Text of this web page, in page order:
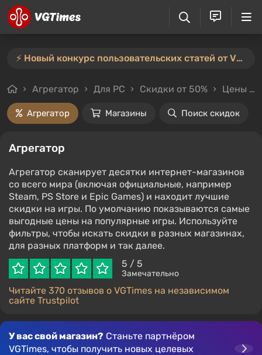
⚡️ Новый конкурс пользовательских статей от VGTimes — участвуйте тут ⚡️
Агрегатор Для PC Скидки от 50% Цены до 2000₽
Агрегатор Магазины Поиск скидок
Агрегатор
Агрегатор сканирует десятки интернет-магазинов
со всего мира (включая официальные, например
Steam, PS Store и Epic Games) и находит лучшие
скидки на игры. По умолчанию показываются самые
выгодные цены на популярные игры. Используйте
фильтры, чтобы искать скидки в разных магазинах,
для разных платформ и так далее.
5 / 5
Замечательно
Читайте 370 отзывов о VGTimes на независимом
сайте Trustpilot
У вас свой магазин? Станьте партнёром
VGTimes, чтобы получить новых целевых